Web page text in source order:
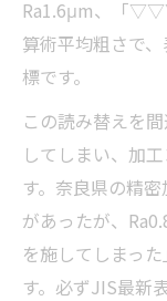
Ra1.6μm、「
算術平均粗さで
標です。
この読み替えを
してしまい、加
す。奈良県の精
があったが、
を施してしまっ
す。必ずJIS最新